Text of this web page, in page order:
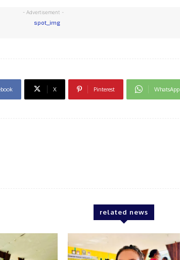
- Advertisement -
X Pinterest WhatsApp
related news